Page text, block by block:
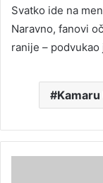
Svatko ide na
Naravno, fanovi
ranije – podvukao
Kamaru